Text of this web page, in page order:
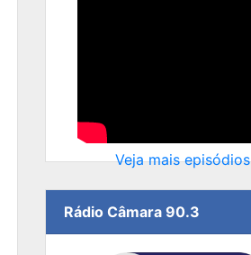
Veja mais episódios
Rádio Câmara 90.3